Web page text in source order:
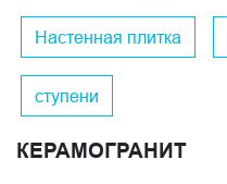
Настенная плитка
ступени
КЕРАМОГРАНИТ